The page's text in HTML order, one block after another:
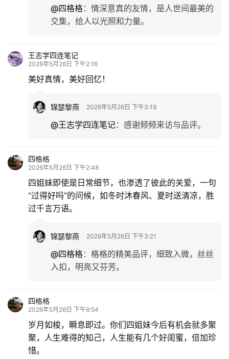
@四格格： 情深意真的友情，是人世间最美的
交集，给人以光照和力量。
王志学四连笔记
2026年5月26日 下午2:16
美好真情，美好回忆！
锦瑟黎燕 2026年5月26日 下午3:19
@王志学四连笔记： 感谢频频来访与品评。
四格格
2026年5月26日 下午2:48
四姐妹即使是日常细节，也渗透了彼此的关爱，一句
“过得好吗”的问候，如冬时沐春风、夏时送清凉，胜
过千言万语。
锦瑟黎燕 2026年5月26日 下午3:21
@四格格： 格格的精美品评，细致入微，丝丝
入扣，明亮又芬芳。
四格格
2026年5月26日 下午6:54
岁月如梭，瞬息即过。你们四姐妹今后有机会就多聚
聚，人生难得的知己，人生能有几个好闺蜜，倍加珍
惜。